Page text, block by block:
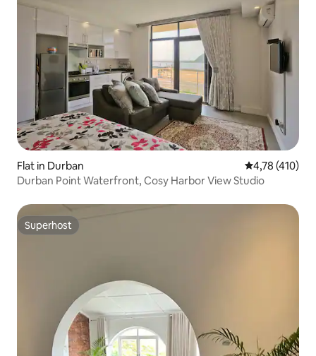
Flat in Durban Gemiddelde
4,78 (410)
Durban Point Waterfront, Cosy Harbor View Studio
Superhost
Superhost